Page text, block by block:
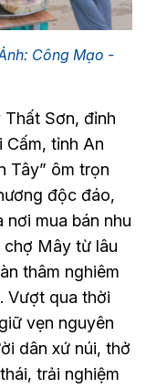
Công Mạo -
Sơn, đỉnh
Cấm, tỉnh An
Tây” ôm trọn
độc đáo,
mua bán nhu
chợ Mây từ lâu
thâm nghiêm
Vượt qua thời
vẹn nguyên
dân xứ núi, thở
trải nghiệm